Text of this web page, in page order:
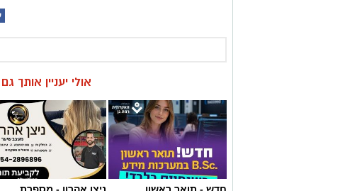
אולי יעניין אותך גם
חדש - תואר ראשון
במערכות מידע
בשנתיים בלבד
ניצן אהרון - מספרת
בוטיק ברמת גן ״מומחה
לעיצוב שיער, החלקות,
וצבעים״